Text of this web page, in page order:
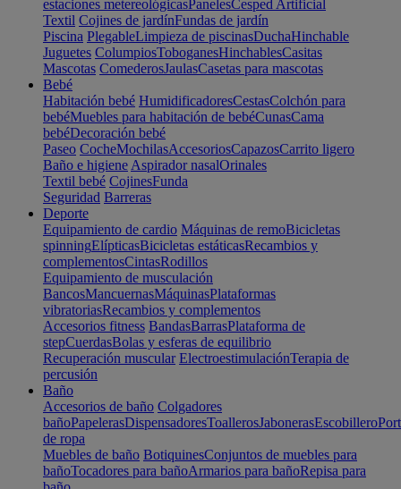
estaciones metereológicasPanelesCesped Artificial
Textil Cojines de jardínFundas de jardín
Piscina PlegableLimpieza de piscinasDuchaHinchable
Juguetes ColumpiosToboganesHinchablesCasitas
Mascotas ComederosJaulasCasetas para mascotas
Bebé
Habitación bebé HumidificadoresCestasColchón para
bebéMuebles para habitación de bebéCunasCama
bebéDecoración bebé
Paseo CocheMochilasAccesoriosCapazosCarrito ligero
Baño e higiene Aspirador nasalOrinales
Textil bebé CojinesFunda
Seguridad Barreras
Deporte
Equipamiento de cardio Máquinas de remoBicicletas
spinningElípticasBicicletas estáticasRecambios y
complementosCintasRodillos
Equipamiento de musculación
BancosMancuernasMáquinasPlataformas
vibratoriasRecambios y complementos
Accesorios fitness BandasBarrasPlataforma de
stepCuerdasBolas y esferas de equilibrio
Recuperación muscular ElectroestimulaciónTerapia de
percusión
Baño
Accesorios de baño Colgadores
bañoPapelerasDispensadoresToallerosJabonerasEscobillero
de ropa
Muebles de baño BotiquinesConjuntos de muebles para
bañoTocadores para bañoArmarios para bañoRepisa para